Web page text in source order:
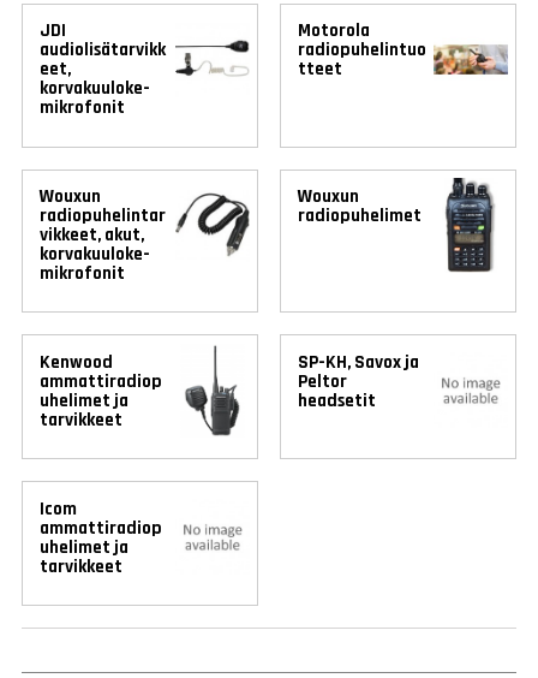
JDI
audiolisätarvikk
eet,
korvakuuloke-
mikrofonit
Motorola
radiopuhelintuo
tteet
Wouxun
radiopuhelintar
vikkeet, akut,
korvakuuloke-
mikrofonit
Wouxun
radiopuhelimet
Kenwood
ammattiradiop
uhelimet ja
tarvikkeet
SP-KH, Savox ja
Peltor
headsetit
Icom
ammattiradiop
uhelimet ja
tarvikkeet